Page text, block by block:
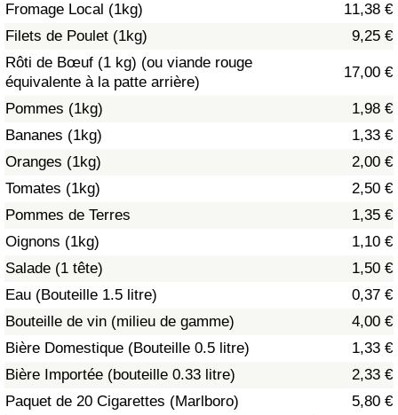
Fromage Local (1kg)
11,38 €
Filets de Poulet (1kg)
9,25 €
Rôti de Bœuf (1 kg) (ou viande rouge
équivalente à la patte arrière)
17,00 €
Pommes (1kg)
1,98 €
Bananes (1kg)
1,33 €
Oranges (1kg)
2,00 €
Tomates (1kg)
2,50 €
Pommes de Terres
1,35 €
Oignons (1kg)
1,10 €
Salade (1 tête)
1,50 €
Eau (Bouteille 1.5 litre)
0,37 €
Bouteille de vin (milieu de gamme)
4,00 €
Bière Domestique (Bouteille 0.5 litre)
1,33 €
Bière Importée (bouteille 0.33 litre)
2,33 €
Paquet de 20 Cigarettes (Marlboro)
5,80 €
Indice des soins de santé par Pays
Pollution
Indice de pollution
Indice de Pollution par Pays
Trafic
Indice de Trafic
Indice de Trafic (Actuel)
Indice de Trafic par Pays